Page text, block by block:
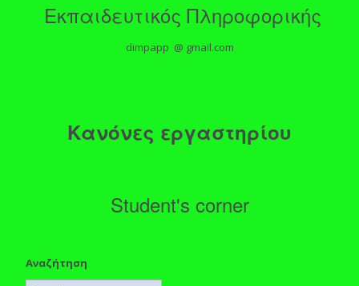
Εκπαιδευτικός Πληροφορικής
dimpapp @ gmail.com
Κανόνες εργαστηρίου
Student's corner
Αναζήτηση